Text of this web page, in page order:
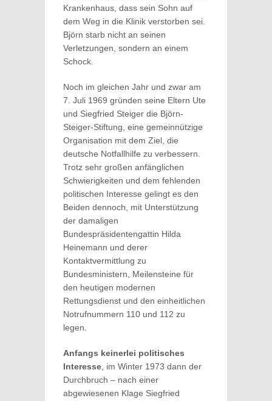
Krankenhaus, dass sein Sohn auf
dem Weg in die Klinik verstorben sei.
Björn starb nicht an seinen
Verletzungen, sondern an einem
Schock.
Noch im gleichen Jahr und zwar am
7. Juli 1969 gründen seine Eltern Ute
und Siegfried Steiger die Björn-
Steiger-Stiftung, eine gemeinnützige
Organisation mit dem Ziel, die
deutsche Notfallhilfe zu verbessern.
Trotz sehr großen anfänglichen
Schwierigkeiten und dem fehlenden
politischen Interesse gelingt es den
Beiden dennoch, mit Unterstützung
der damaligen
Bundespräsidentengattin Hilda
Heinemann und derer
Kontaktvermittlung zu
Bundesministern, Meilensteine für
den heutigen modernen
Rettungsdienst und den einheitlichen
Notrufnummern 110 und 112 zu
legen.
Anfangs keinerlei politisches
Interesse , im Winter 1973 dann der
Durchbruch – nach einer
abgewiesenen Klage Siegfried